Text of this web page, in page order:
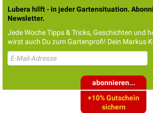
Lubera hilft - in jeder Gartensituation.
Newsletter.
Jede Woche Tipps & Tricks, Geschichten und
wirst auch Du zum Gartenprofi! Dein Markus
abonnieren...
+10% Gutschein
sichern